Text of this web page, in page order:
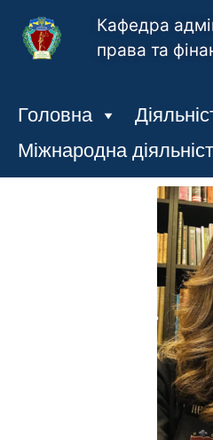
Кафедра
права та
Головна
Міжнародна